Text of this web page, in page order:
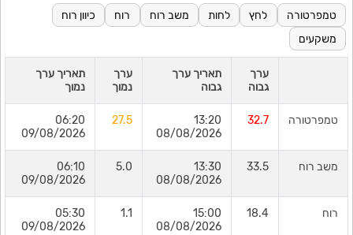
טמפרטורה
לחץ לחות משב רוח רוח
כיוון רוח
משקעים
ערך
גבוה
תאריך ערך
גבוה
ערך
נמוך
תאריך ערך
נמוך
טמפרטורה 32.7
13:20
08/08/2026
27.5
06:20
09/08/2026
משב רוח 33.5
13:30
08/08/2026
5.0
06:10
09/08/2026
רוח 18.4
15:00
08/08/2026
1.1
05:30
09/08/2026